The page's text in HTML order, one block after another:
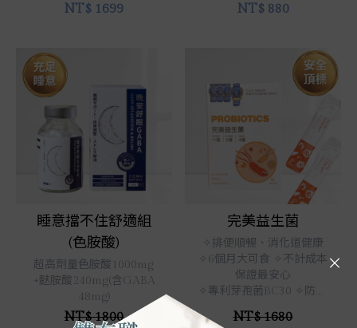
NT$ 1699
NT$880
立即選購
睡意擋不住舒適組
(色胺酸)
超高劑量色胺酸1000mg
+麩胺酸240mg(含GABA
48mg)
NT$ 1800
立即選購
完美益生菌
✧排便順暢、消化道健康
✧6個月大可食 ✧不計成本
保證最安心
✧專利芽孢菌BC30 ✧防胃
✧每包100億以上有效活菌
NT$ 1680